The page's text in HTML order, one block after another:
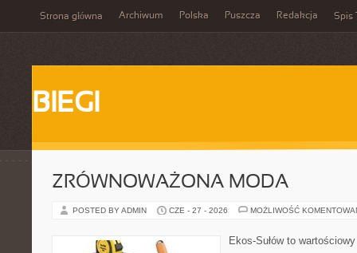
Strona główna Archiwum Polska Puszcza Redakcja Spis
BIEGI
ZRÓWNOWAŻONA MODA
POSTED BY ADMIN CZE - 27 - 2026 MOŻLIWOŚĆ
Ekos-Sułów to